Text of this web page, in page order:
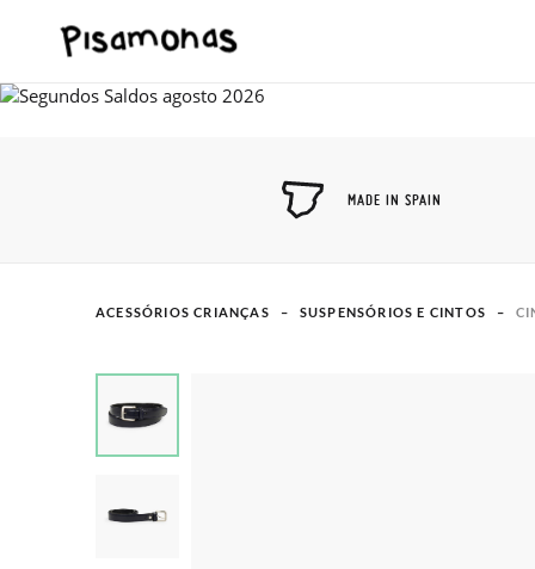
MADE IN SPAIN
ACESSÓRIOS CRIANÇAS SUSPENSÓRIOS E CINTOS